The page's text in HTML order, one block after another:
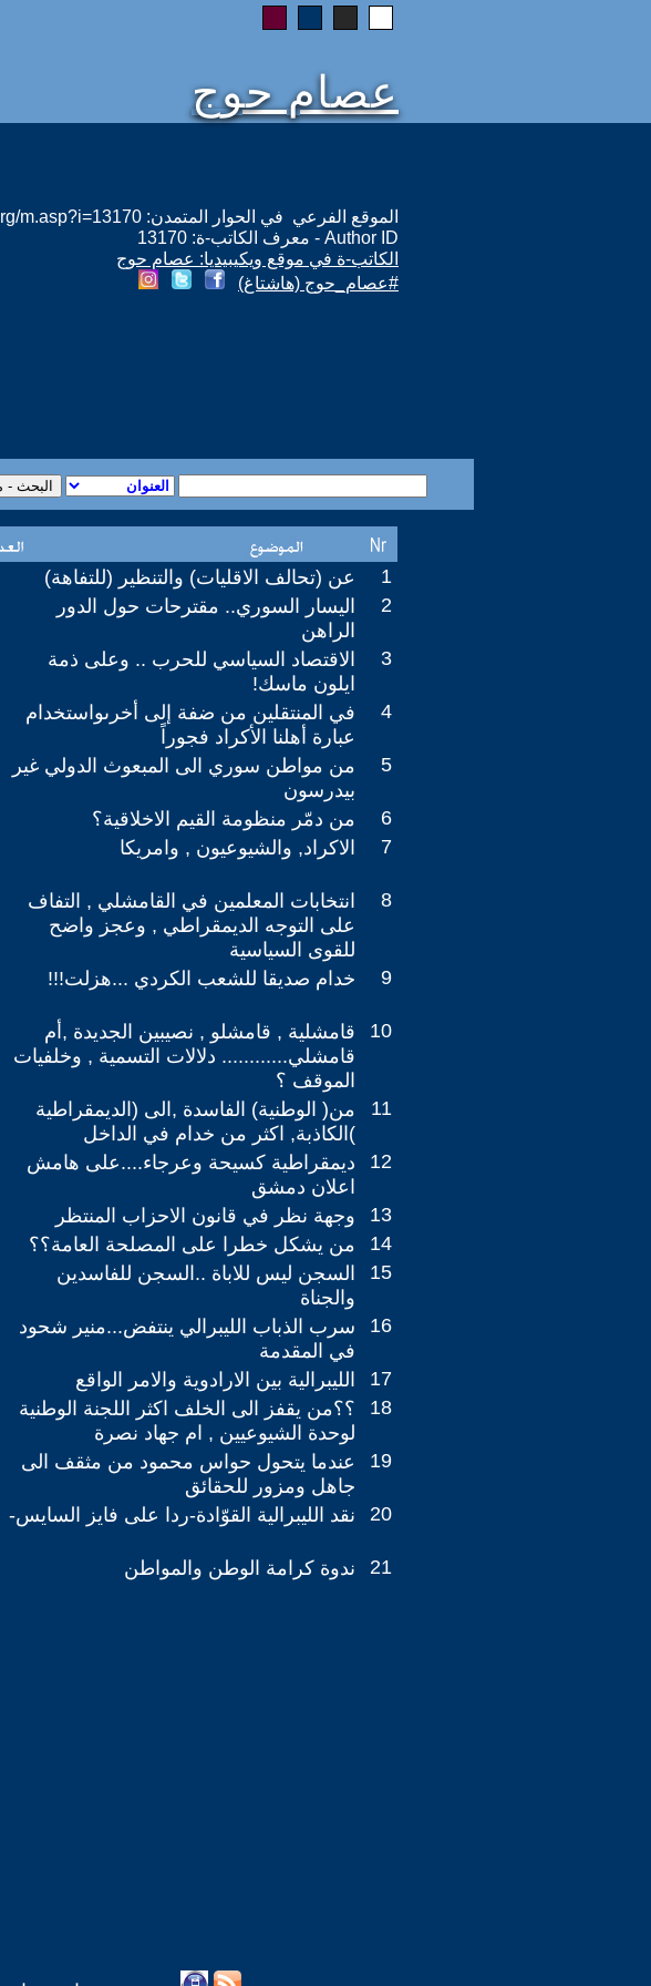
عصام حوج
الموقع الفرعي في الحوار المتمدن: https://www.ahewar.org/m.asp?i=13170
Author ID - معرف الكاتب-ة: 13170
الكاتب-ة في موقع ويكيبيديا: عصام حوج
#عصام_حوج (هاشتاغ)
عن (تحالف الاقليات) والتنظير (للتفاهة)
1
اليسار السوري.. مقترحات حول الدور
الراهن
2
الاقتصاد السياسي للحرب .. وعلى ذمة
ايلون ماسك!
3
في المنتقلين من ضفة إلى أخرىواستخدام
عبارة أهلنا الأكراد فجوراً
4
من مواطن سوري الى المبعوث الدولي غير
بيدرسون
5
من دمّر منظومة القيم الاخلاقية؟
6
الاكراد, والشيوعيون , وامريكا 7
انتخابات المعلمين في القامشلي , التفاف
على التوجه الديمقراطي , وعجز واضح
للقوى السياسية
8
خدام صديقا للشعب الكردي ...هزلت!!! 9
قامشلية , قامشلو , نصيبين الجديدة ,أم
قامشلي............ دلالات التسمية , وخلفيات
الموقف ؟
10
من( الوطنية) الفاسدة ,الى (الديمقراطية
)الكاذبة, اكثر من خدام في الداخل
11
ديمقراطية كسيحة وعرجاء....على هامش
اعلان دمشق
12
وجهة نظر في قانون الاحزاب المنتظر
13
من يشكل خطرا على المصلحة العامة؟؟
14
السجن ليس للاباة ..السجن للفاسدين
والجناة
15
سرب الذباب الليبرالي ينتفض...منير شحود
في المقدمة
16
الليبرالية بين الارادوية والامر الواقع
17
؟؟من يقفز الى الخلف اكثر اللجنة الوطنية
لوحدة الشيوعيين , ام جهاد نصرة
18
عندما يتحول حواس محمود من مثقف الى
جاهل ومزور للحقائق
19
نقد الليبرالية القوّادة-ردا على فايز السايس- 20
ندوة كرامة الوطن والمواطن 21